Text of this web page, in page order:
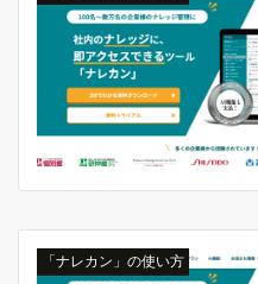
「ナレカン」の使い方